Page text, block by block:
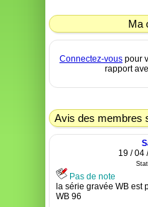
Ma
Connectez-vous pour
rapport
Avis des membres
19 / 04
Pas de note
la série gravée WB est
WB 96